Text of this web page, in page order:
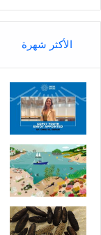
الأكثر شهرة